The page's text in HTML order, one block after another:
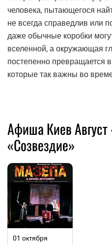
человека, пытающегося
не всегда справедлив или
даже обычные коробки
вселенной, а окружающая
постепенно превращается
которые так важны во
Афиша Киев Август
«Созвездие»
01 октября